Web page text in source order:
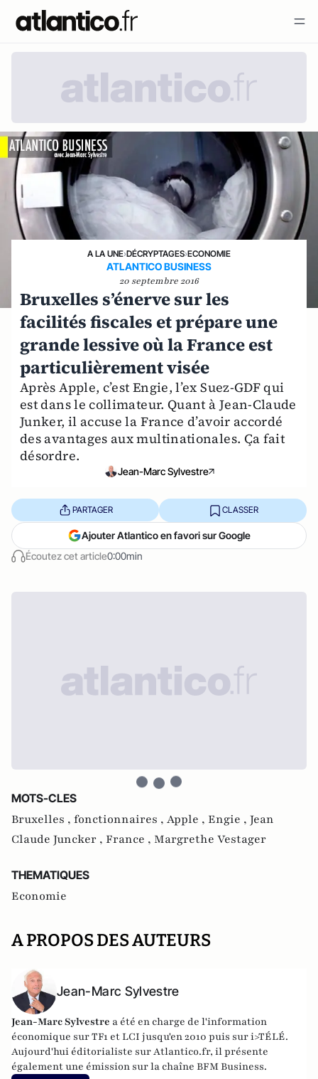
A LA UNE›DÉCRYPTAGES›ECONOMIE
ATLANTICO BUSINESS
20 septembre 2016
Bruxelles s’énerve sur les
facilités fiscales et prépare une
grande lessive où la France est
particulièrement visée
Après Apple, c’est Engie, l’ex Suez-GDF qui
est dans le collimateur. Quant à Jean-Claude
Junker, il accuse la France d’avoir accordé
des avantages aux multinationales. Ça fait
désordre.
Jean-Marc Sylvestre
Écoutez cet article0:00min
PARTAGER CLASSER
Ajouter Atlantico en favori sur Google
MOTS-CLES
Bruxelles , fonctionnaires , Apple , Engie , Jean
Claude Juncker , France , Margrethe Vestager
THEMATIQUES
Economie
A PROPOS DES AUTEURS
Jean-Marc Sylvestre
Jean-Marc Sylvestre a été en charge de l'information
économique sur TF1 et LCI jusqu'en 2010 puis sur i>TÉLÉ.
Aujourd'hui éditorialiste sur Atlantico.fr, il présente
également une émission sur la chaîne BFM Business.